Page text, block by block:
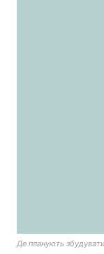
Де планують